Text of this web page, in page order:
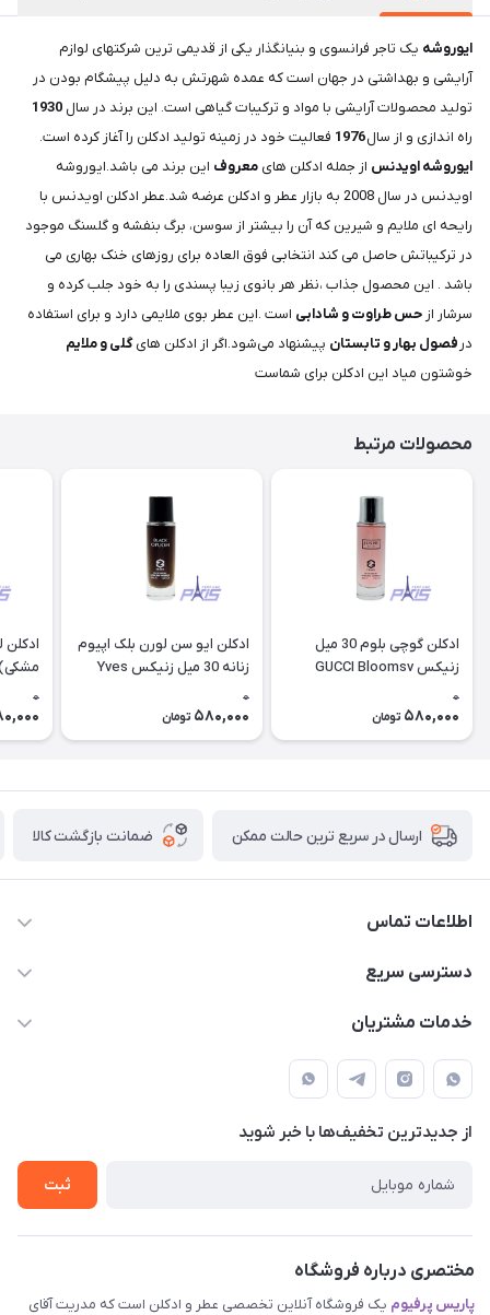
ایوروشه یک تاجر فرانسوی و بنیانگذار یکی از قدیمی ترین شرکتهای لوازم
آرایشی و بهداشتی در جهان است که عمده شهرتش به دلیل پیشگام بودن در
تولید محصولات آرایشی با مواد و ترکیبات گیاهی است. این برند در سال 1930
راه اندازی و از سال
فعالیت خود در زمینه تولید ادکلن را آغاز کرده است.
ایوروشه اویدنس از جمله ادکلن های معروف این برند می باشد.ایوروشه
اویدنس در سال 2008 به بازار عطر و ادکلن عرضه شد.عطر ادکلن اویدنس با
رایحه ای ملایم و شیرین که آن را بیشتر از سوسن، برگ بنفشه و گلسنگ موجود
در ترکیباتش حاصل می کند انتخابی فوق العاده برای روزهای خنک بهاری می
باشد . این محصول جذاب ،نظر هر بانوی زیبا پسندی را به خود جلب کرده و
سرشار از حس طراوت و شادابی است .این عطر بوی ملایمی دارد و برای استفاده
در فصول بهار و تابستان پیشنهاد می‌شود.اگر از ادکلن هایگلی و ملایم
خوشتون میاد این ادکلن برای شماست
محصولات مرتبط
ادکلن گوچی بلوم 30 میل
زنیکس GUCCI Bloomsv
0
580,000 تومان
ادکلن ایو سن لورن بلک اپیوم
زنانه 30 میل زنیکس Yves
0
580,000 تومان
ادکلن
0
ارسال در سریع ترین حالت ممکن ضمانت بازگشت کالا
اطلاعات تماس
09387538030
دهقانی
دسترسی سریع
حساب کاربری
لیست محصولات
درباره ما
خدمات مشتریان
قوانین و مقررات
حریم خصوصی
راهنما
از جدید‌ترین تخفیف‌ها با‌ خبر شوید
ثبت
مختصری درباره فروشگاه
پاریس پرفیوم یک فروشگاه آنلاین تخصصی عطر و ادکلن است که مدریت آقای